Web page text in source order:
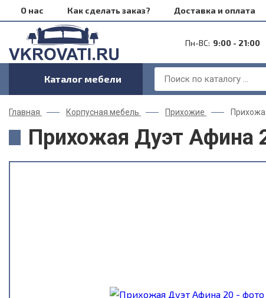
О нас Как сделать заказ? Доставка и оплата
Пн-ВС: 9:00 - 21:00
Каталог мебели
Главная Корпусная мебель Прихожие
Прихожая Дуэт Афина